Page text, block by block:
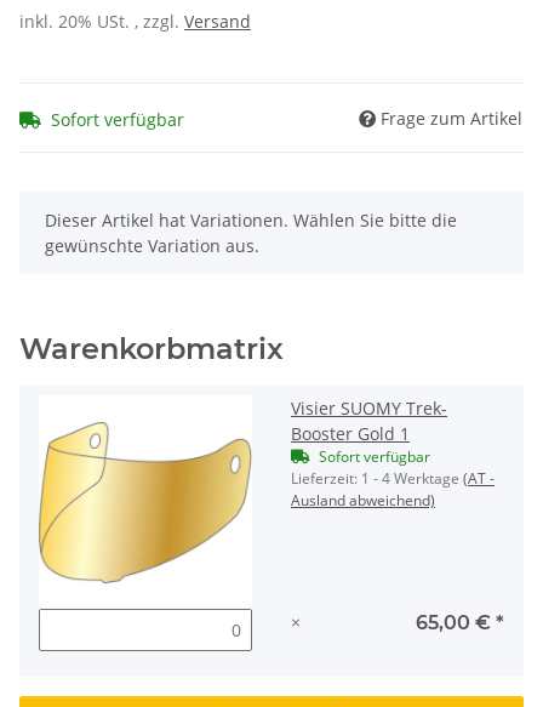
inkl. 20% USt. , zzgl. Versand
Sofort verfügbar Frage zum Artikel
x
Dieser Artikel hat Variationen. Wählen Sie bitte die
gewünschte Variation aus.
Warenkorbmatrix
Visier SUOMY Trek-
Booster Gold 1
Sofort verfügbar
Lieferzeit: 1 - 4 Werktage (AT -
Ausland abweichend)
× 65,00 € *